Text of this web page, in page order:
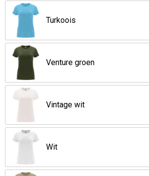
Turkoois
Venture groen
Vintage wit
Wit